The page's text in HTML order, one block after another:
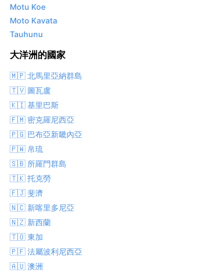
Motu Koe
Moto Kavata
Tauhunu
大洋洲的國家
🇲🇵 北馬里亞納群島
🇹🇻 圖瓦盧
🇰🇮 基里巴斯
🇫🇲 密克羅尼西亞
🇵🇬 巴布亞新畿內亞
🇵🇼 帛琉
🇸🇧 所羅門群島
🇹🇰 托克勞
🇫🇯 斐濟
🇳🇨 新喀里多尼亞
🇳🇿 新西蘭
🇹🇴 東加
🇵🇫 法屬波利尼西亞
🇦🇺 澳洲